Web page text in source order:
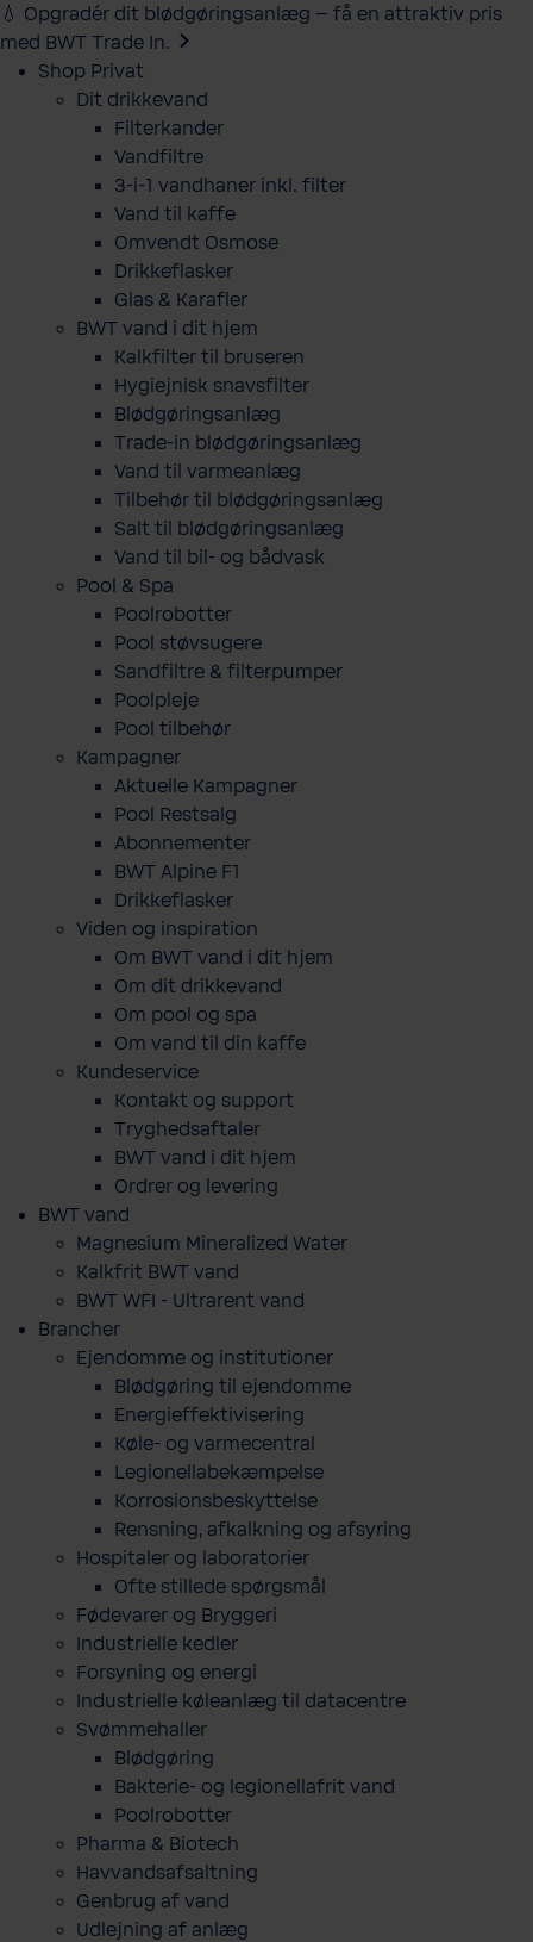
💧 Opgradér dit blødgøringsanlæg – få en attraktiv pris
med BWT Trade In.
Shop Privat
Dit drikkevand
Filterkander
Vandfiltre
3-i-1 vandhaner inkl. filter
Vand til kaffe
Omvendt Osmose
Drikkeflasker
Glas & Karafler
BWT vand i dit hjem
Kalkfilter til bruseren
Hygiejnisk snavsfilter
Blødgøringsanlæg
Trade-in blødgøringsanlæg
Vand til varmeanlæg
Tilbehør til blødgøringsanlæg
Salt til blødgøringsanlæg
Vand til bil- og bådvask
Pool & Spa
Poolrobotter
Pool støvsugere
Sandfiltre & filterpumper
Poolpleje
Pool tilbehør
Kampagner
Aktuelle Kampagner
Pool Restsalg
Abonnementer
BWT Alpine F1
Drikkeflasker
Viden og inspiration
Om BWT vand i dit hjem
Om dit drikkevand
Om pool og spa
Om vand til din kaffe
Kundeservice
Kontakt og support
Tryghedsaftaler
BWT vand i dit hjem
Ordrer og levering
BWT vand
Magnesium Mineralized Water
Kalkfrit BWT vand
BWT WFI - Ultrarent vand
Brancher
Ejendomme og institutioner
Blødgøring til ejendomme
Energieffektivisering
Køle- og varmecentral
Legionellabekæmpelse
Korrosionsbeskyttelse
Rensning, afkalkning og afsyring
Hospitaler og laboratorier
Ofte stillede spørgsmål
Fødevarer og Bryggeri
Industrielle kedler
Forsyning og energi
Industrielle køleanlæg til datacentre
Svømmehaller
Blødgøring
Bakterie- og legionellafrit vand
Poolrobotter
Pharma & Biotech
Havvandsafsaltning
Genbrug af vand
Udlejning af anlæg